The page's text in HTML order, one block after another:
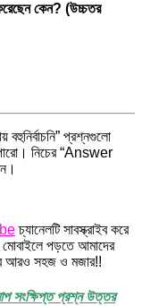
করেছেন কেন? (উচ্চতর
বহুনির্বাচনি” প্রশ্নগুলো
নিচের “Answer
চ্যানেলটি সাবস্ক্রাইব করে
পড়তে আমাদের
আরও সহজ ও মজার!!
সংক্ষিপ্ত প্রশ্ন উত্তর